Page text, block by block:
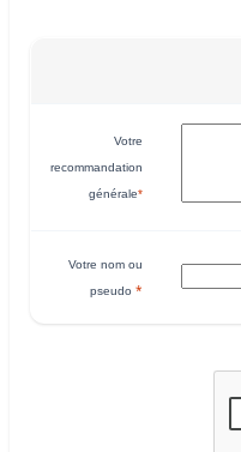
Votre
recommandation
générale*
Votre nom ou
pseudo *